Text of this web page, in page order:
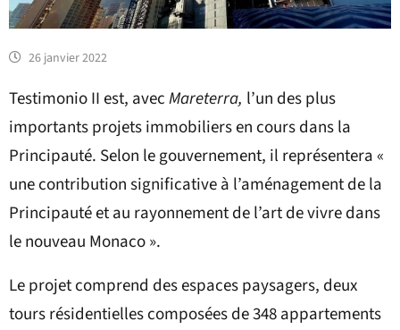
26 janvier 2022
Testimonio II est, avecMareterra, l’un des plus
importants projets immobiliers en cours dans la
Principauté. Selon le gouvernement, il représentera «
une contribution significative à l’aménagement de la
Principauté et au rayonnement de l’art de vivre dans
le nouveau Monaco ».
Le projet comprend des espaces paysagers, deux
tours résidentielles composées de 348 appartements